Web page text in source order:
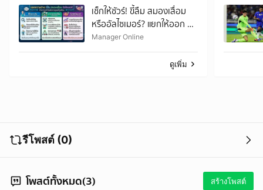
เช็กให้ชัวร์! ขี้ลืม สมองเสื่อม
หรืออัลไซเมอร์? แยกให้ออก จะ
ได้ไม่ต้องกังวลเกินเหตุ
Manager Online
ดูเพิ่ม
รีโพสต์ (0)
โพสต์ทั้งหมด(3) สร้างโพสต์